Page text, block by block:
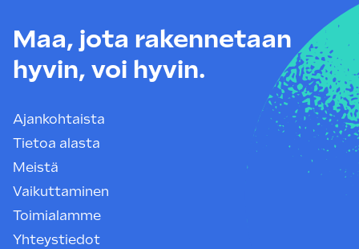
Maa, jota rakennetaan
hyvin, voi hyvin.
Ajankohtaista
Tietoa alasta
Meistä
Vaikuttaminen
Toimialamme
Yhteystiedot